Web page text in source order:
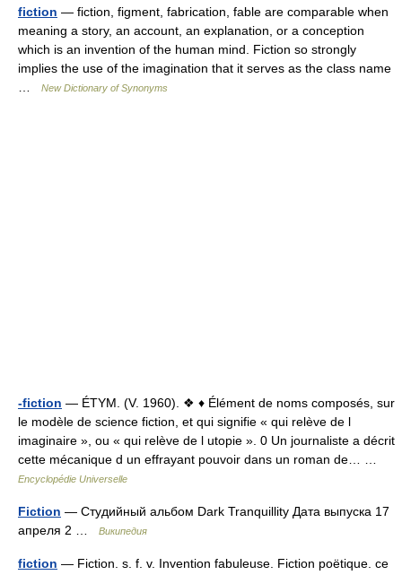
fiction — fiction, figment, fabrication, fable are comparable when
meaning a story, an account, an explanation, or a conception
which is an invention of the human mind. Fiction so strongly
implies the use of the imagination that it serves as the class name
New Dictionary of Synonyms
-fiction — ÉTYM. (V. 1960). ❖ ♦ Élément de noms composés, sur
le modèle de science fiction, et qui signifie « qui relève de l
imaginaire », ou « qui relève de l utopie ». 0 Un journaliste a décrit
cette mécanique d un effrayant pouvoir dans un roman de… …
Encyclopédie Universelle
Fiction — Студийный альбом Dark Tranquillity Дата выпуска 17
апреля 2 …
Википедия
fiction — Fiction. s. f. v. Invention fabuleuse. Fiction poëtique. ce